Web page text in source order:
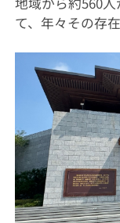
て、年々その存